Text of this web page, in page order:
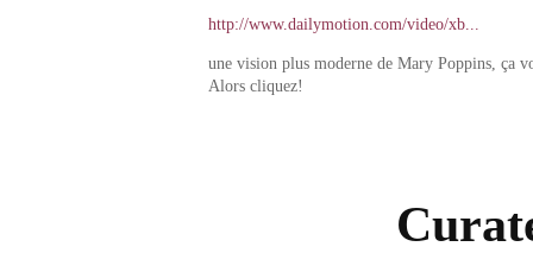
http://www.dailymotion.com/video/xb...
une vision plus moderne de Mary Poppins, ça
Alors cliquez!